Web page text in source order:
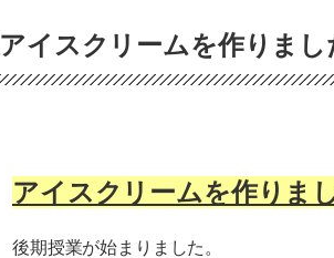
アイスクリームを作りまし
アイスクリームを作りま
後期授業が始まりました。